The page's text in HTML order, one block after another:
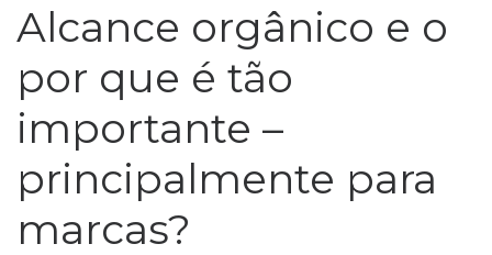
Alcance orgânico e o
por que é tão
importante –
principalmente para
marcas?